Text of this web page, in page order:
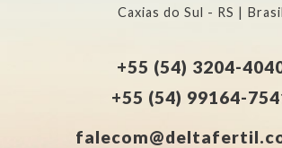
Caxias do Sul - RS | Brasil
+55 (54) 3204-
+55 (54) 99164-